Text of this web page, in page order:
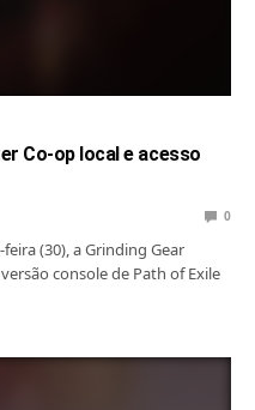
Co-op local e acesso
0
(30), a Grinding Gear
console de Path of Exile